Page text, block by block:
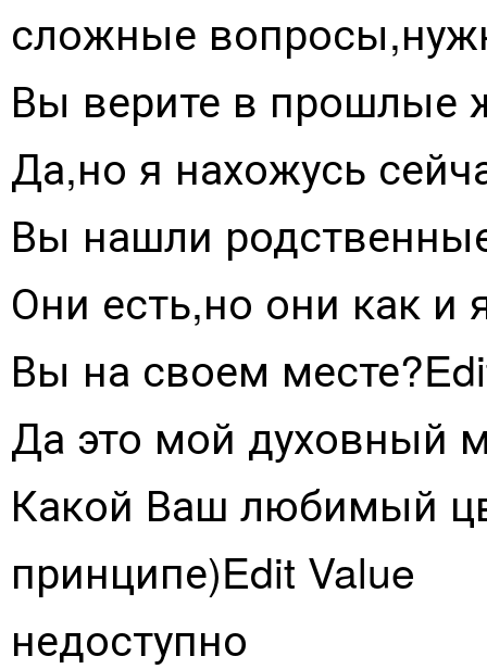
сложные
Вы верите в прошлые
Да,но я нахожусь
Вы нашли
Они есть,но они как и
Вы на своем
Да это мой духовный
Какой Ваш любимый
принципе)Edit Value
недоступно